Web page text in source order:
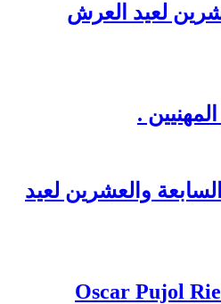
لعيد العرش
.
والعشرين لعيد
Oscar Pujol